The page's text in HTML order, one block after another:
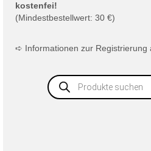
kostenfei!
(Mindestbestellwert: 30 €)
➪ Informationen zur Registrierung
Products
search